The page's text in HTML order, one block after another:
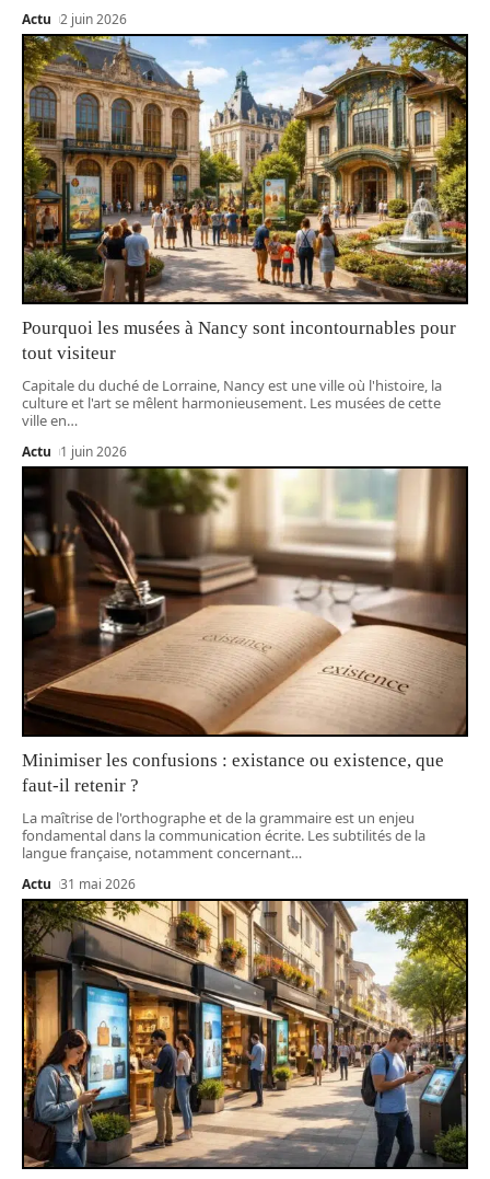
Actu 2 juin 2026
Pourquoi les musées à Nancy sont incontournables pour
tout visiteur
Capitale du duché de Lorraine, Nancy est une ville où l'histoire, la
culture et l'art se mêlent harmonieusement. Les musées de cette
ville en…
Actu 1 juin 2026
Minimiser les confusions : existance ou existence, que
faut-il retenir ?
La maîtrise de l'orthographe et de la grammaire est un enjeu
fondamental dans la communication écrite. Les subtilités de la
langue française, notamment concernant…
Actu 31 mai 2026